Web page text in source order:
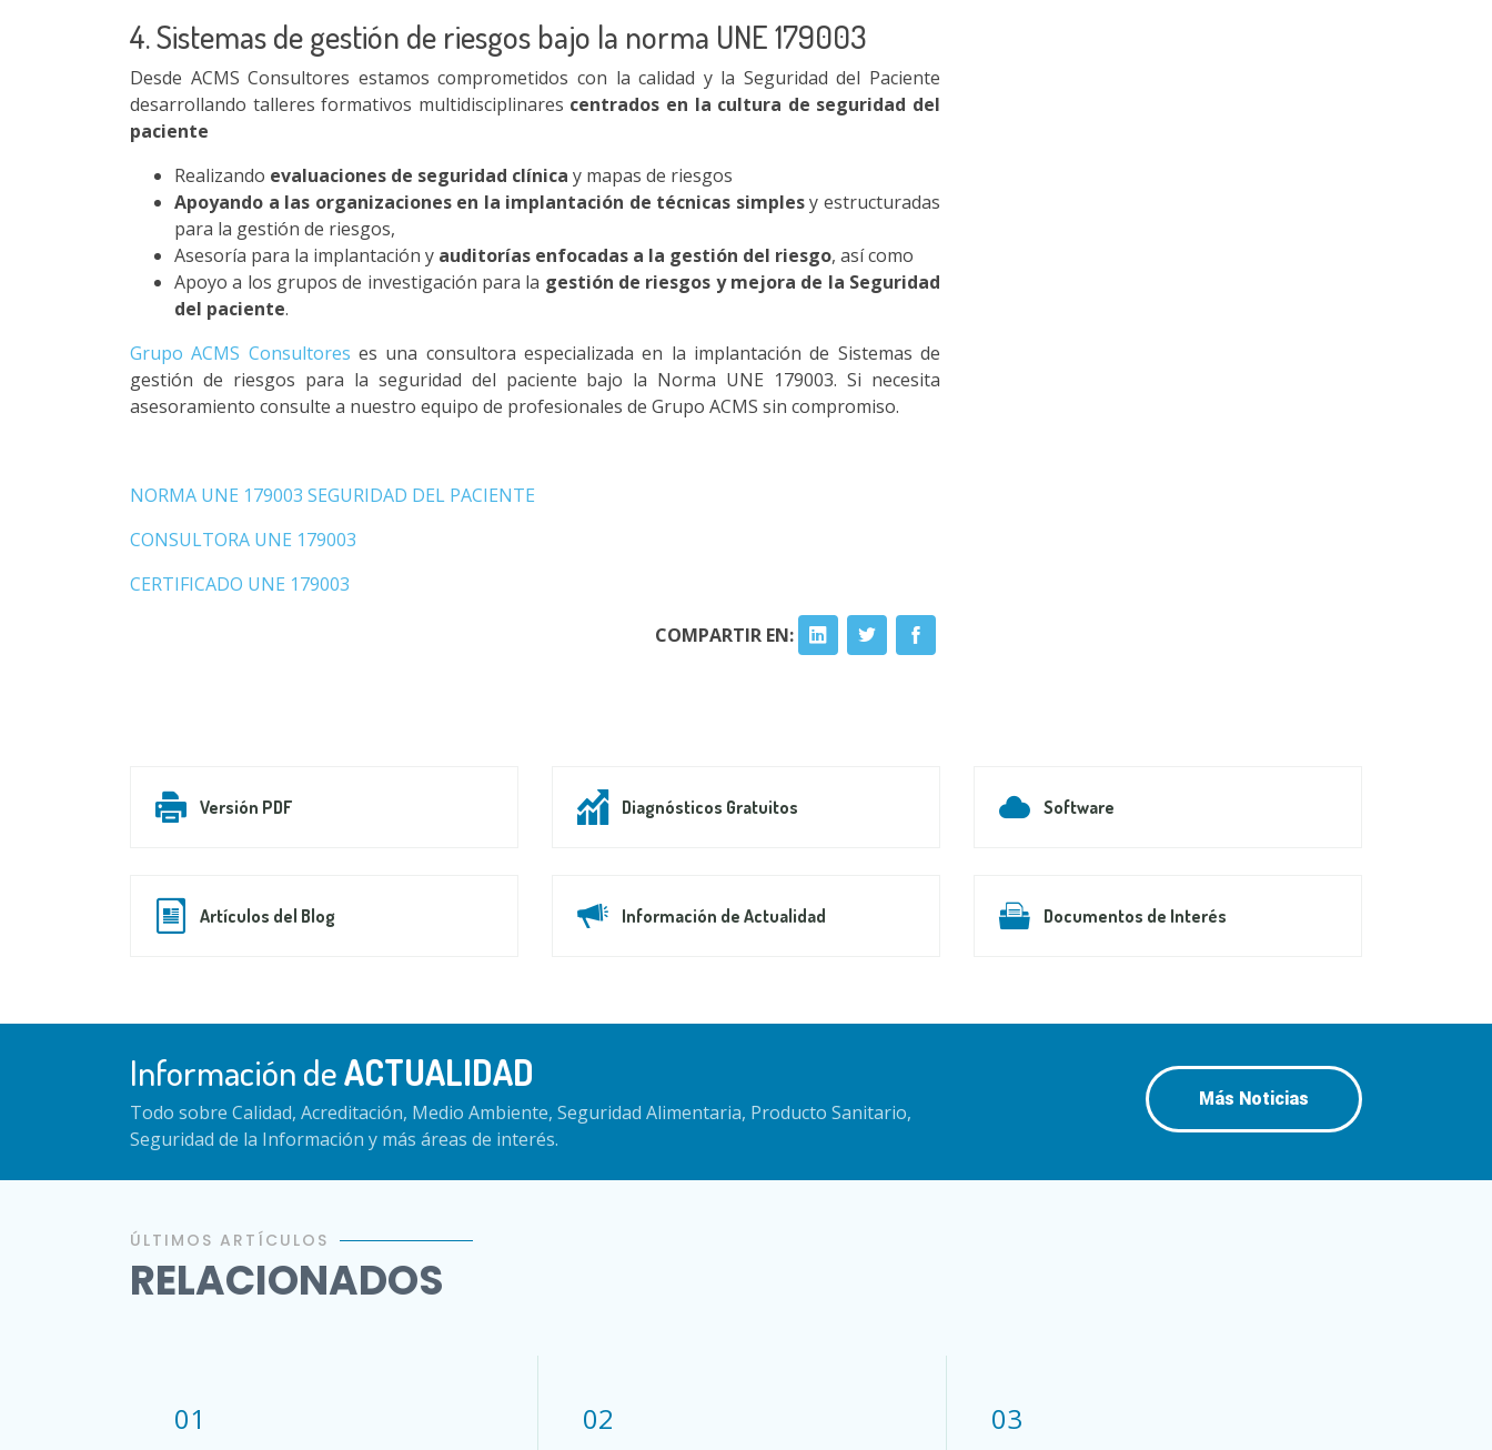
4. Sistemas de gestión de riesgos bajo la norma UNE 179003
Desde ACMS Consultores estamos comprometidos con la calidad y la Seguridad del Paciente
desarrollando talleres formativos multidisciplinares centrados en la cultura de seguridad del
paciente
Realizando evaluaciones de seguridad clínica y mapas de riesgos
Apoyando a las organizaciones en la implantación de técnicas simplesy estructuradas
para la gestión de riesgos,
Asesoría para la implantación y auditorías enfocadas a la gestión del riesgo, así como
Apoyo a los grupos de investigación para la gestión de riesgos y mejora de la Seguridad
del paciente.
Grupo ACMS Consultores es una consultora especializada en la implantación de Sistemas de
gestión de riesgos para la seguridad del paciente bajo la Norma UNE 179003. Si necesita
asesoramiento consulte a nuestro equipo de profesionales de Grupo ACMS sin compromiso.
NORMA UNE 179003 SEGURIDAD DEL PACIENTE
CONSULTORA UNE 179003
CERTIFICADO UNE 179003
COMPARTIR EN:
Versión PDF Diagnósticos Gratuitos Software
Artículos del Blog Información de Actualidad Documentos de Interés
Información deACTUALIDAD
Todo sobre Calidad, Acreditación, Medio Ambiente, Seguridad Alimentaria, Producto Sanitario,
Seguridad de la Información y más áreas de interés.
Más Noticias
ÚLTIMOS ARTÍCULOS
RELACIONADOS
01 02 03